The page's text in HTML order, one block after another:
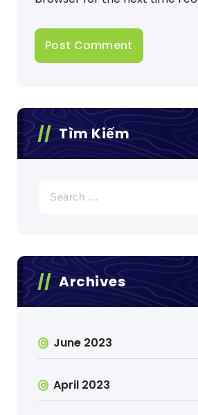
Tìm Kiếm
for:
Archives
June 2023
April 2023